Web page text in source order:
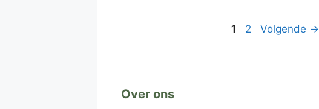
Pagina
1 Pagina
2 Volgende →
Over ons